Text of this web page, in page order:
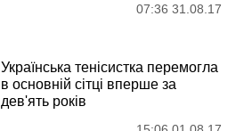
07:36 31.08.17
Українська тенісистка перемогла
в основній сітці вперше за
дев'ять років